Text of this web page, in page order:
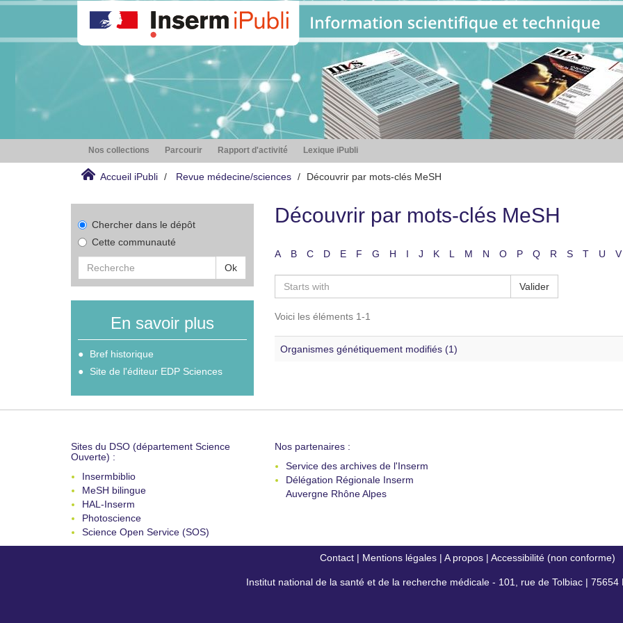
Nos collections Parcourir Rapport d'activité Lexique iPubli
Accueil iPubli Revue médecine/sciences Découvrir par mots-clés MeSH
Chercher dans le dépôt
Cette communauté
Ok
En savoir plus
Bref historique
Site de l'éditeur EDP Sciences
Découvrir par mots-clés MeSH
A B C D E F G H I J K L M N O P Q R S T U V
Valider
Voici les éléments 1-1
Organismes génétiquement modifiés (1)
Sites du DSO (département Science
Ouverte) :
Insermbiblio
MeSH bilingue
HAL-Inserm
Photoscience
Science Open Service (SOS)
Nos partenaires :
Service des archives de l'Inserm
Délégation Régionale Inserm
Auvergne Rhône Alpes
Contact| Mentions légales| A propos| Accessibilité (non conforme)
Institut national de la santé et de la recherche médicale - 101, rue de Tolbiac | 75654